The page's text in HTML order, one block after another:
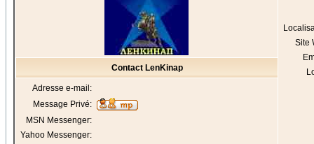
Site
Contact LenKinap
Adresse e-mail:
Message Privé:
MSN Messenger:
Yahoo Messenger: